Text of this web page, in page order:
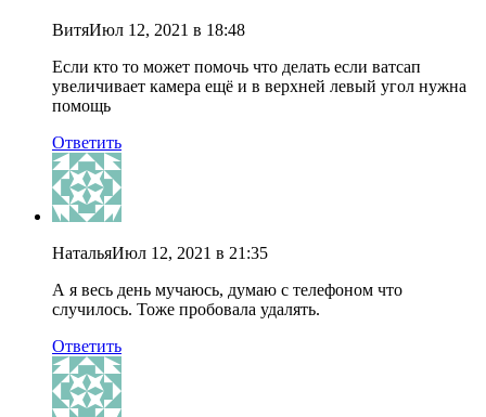
ВитяИюл 12, 2021 в 18:48
Если кто то может помочь что делать если ватсап
увеличивает камера ещё и в верхней левый угол нужна
помощь
Ответить
НатальяИюл 12, 2021 в 21:35
А я весь день мучаюсь, думаю с телефоном что
случилось. Тоже пробовала удалять.
Ответить